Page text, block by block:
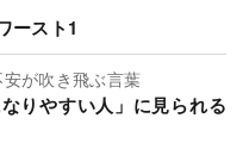
ースト1
が吹き飛ぶ言葉
りやすい人」に見られる